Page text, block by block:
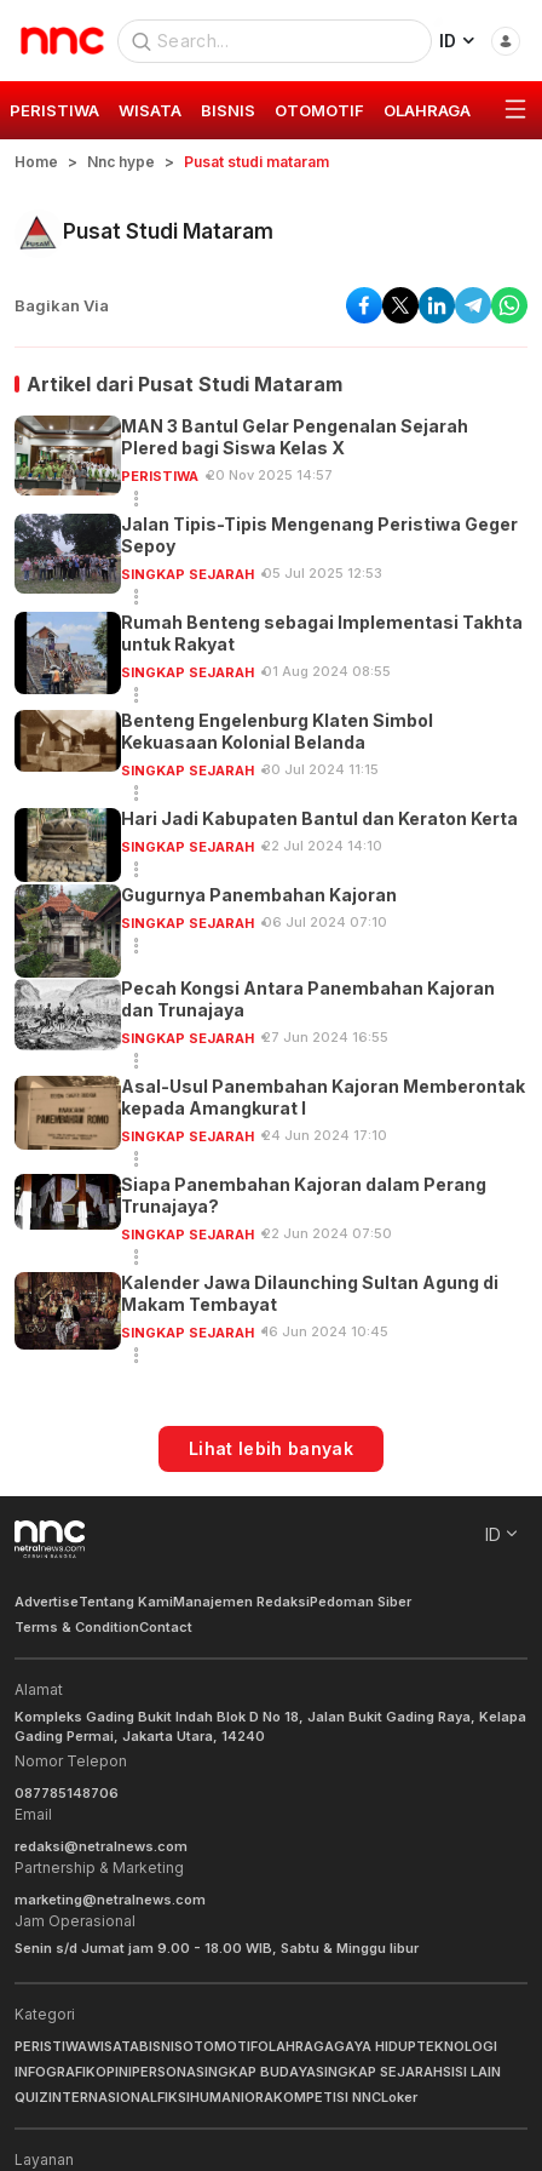
ID
PERISTIWA WISATA BISNIS OTOMOTIF OLAHRAGA GAYA
Home Nnc hype Pusat studi mataram
Pusat Studi Mataram
Bagikan Via
Artikel dari Pusat Studi Mataram
MAN 3 Bantul Gelar Pengenalan Sejarah
Plered bagi Siswa Kelas X
PERISTIWA 20 Nov 2025 14:57
Jalan Tipis-Tipis Mengenang Peristiwa Geger
Sepoy
SINGKAP SEJARAH 05 Jul 2025 12:53
Rumah Benteng sebagai Implementasi Takhta
untuk Rakyat
SINGKAP SEJARAH 01 Aug 2024 08:55
Benteng Engelenburg Klaten Simbol
Kekuasaan Kolonial Belanda
SINGKAP SEJARAH 30 Jul 2024 11:15
Hari Jadi Kabupaten Bantul dan Keraton Kerta
SINGKAP SEJARAH 22 Jul 2024 14:10
Gugurnya Panembahan Kajoran
SINGKAP SEJARAH 06 Jul 2024 07:10
Pecah Kongsi Antara Panembahan Kajoran
dan Trunajaya
SINGKAP SEJARAH 27 Jun 2024 16:55
Asal-Usul Panembahan Kajoran Memberontak
kepada Amangkurat I
SINGKAP SEJARAH 24 Jun 2024 17:10
Siapa Panembahan Kajoran dalam Perang
Trunajaya?
SINGKAP SEJARAH 22 Jun 2024 07:50
Kalender Jawa Dilaunching Sultan Agung di
Makam Tembayat
SINGKAP SEJARAH 16 Jun 2024 10:45
Lihat lebih banyak
ID
AdvertiseTentang KamiManajemen RedaksiPedoman Siber
Terms & ConditionContact
Alamat
Kompleks Gading Bukit Indah Blok D No 18, Jalan Bukit Gading Raya, Kelapa
Gading Permai, Jakarta Utara, 14240
Nomor Telepon
087785148706
Email
redaksi@netralnews.com
Partnership & Marketing
marketing@netralnews.com
Jam Operasional
Senin s/d Jumat jam 9.00 - 18.00 WIB, Sabtu & Minggu libur
Kategori
PERISTIWAWISATABISNISOTOMOTIFOLAHRAGAGAYA HIDUPTEKNOLOGI
INFOGRAFIKOPINIPERSONASINGKAP BUDAYASINGKAP SEJARAHSISI LAIN
QUIZINTERNASIONALFIKSIHUMANIORAKOMPETISI NNCLoker
Layanan